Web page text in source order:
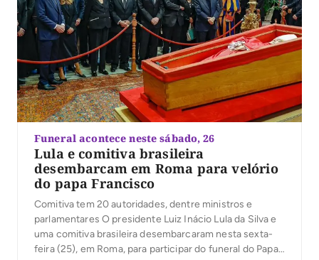
Funeral acontece neste sábado, 26
Lula e comitiva brasileira
desembarcam em Roma para velório
do papa Francisco
Comitiva tem 20 autoridades, dentre ministros e
parlamentares O presidente Luiz Inácio Lula da Silva e
uma comitiva brasileira desembarcaram nesta sexta-
feira (25), em Roma, para participar do funeral do Papa